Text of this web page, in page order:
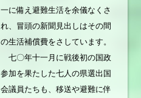
一に備え避難生活を余儀なくさ
れ、冒頭の新聞見出しはその間
の生活補償費をさしています。
七〇年十一月に戦後初の国政
参加を果たした七人の県選出国
会議員たちも、移送や避難に伴